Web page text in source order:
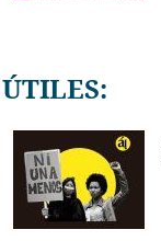
ÚTILES: